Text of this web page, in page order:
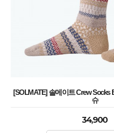
[SOLMATE] 솔메이트 Crew Socks
슈
34,900